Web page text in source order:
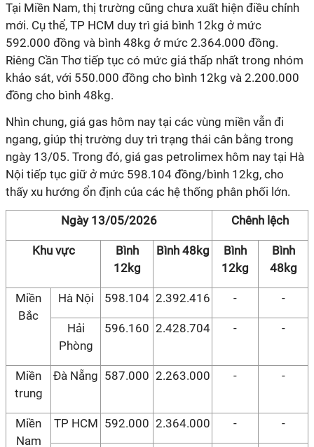
Tại Miền Nam, thị trường cũng chưa xuất hiện điều chỉnh
mới. Cụ thể, TP HCM duy trì giá bình 12kg ở mức
592.000 đồng và bình 48kg ở mức 2.364.000 đồng.
Riêng Cần Thơ tiếp tục có mức giá thấp nhất trong nhóm
khảo sát, với 550.000 đồng cho bình 12kg và 2.200.000
đồng cho bình 48kg.
Nhìn chung, giá gas hôm nay tại các vùng miền vẫn đi
ngang, giúp thị trường duy trì trạng thái cân bằng trong
ngày 13/05. Trong đó, giá gas petrolimex hôm nay tại Hà
Nội tiếp tục giữ ở mức 598.104 đồng/bình 12kg, cho
thấy xu hướng ổn định của các hệ thống phân phối lớn.
Ngày 13/05/2026 Chênh lệch
Khu vực
Bình
12kg
Bình 48kg
Bình
12kg
Bình
48kg
Miền
Bắc
Hà Nội 598.104 2.392.416 - -
Hải
Phòng
596.160 2.428.704 - -
Miền
trung
Đà Nẵng 587.000 2.263.000 - -
Miền
Nam
TP HCM 592.000 2.364.000 - -